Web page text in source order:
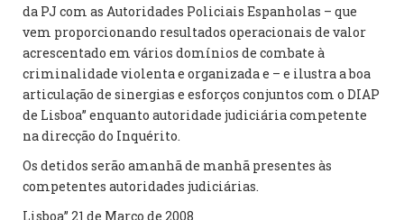
da PJ com as Autoridades Policiais Espanholas – que
vem proporcionando resultados operacionais de valor
acrescentado em vários domínios de combate à
criminalidade violenta e organizada e – e ilustra a boa
articulação de sinergias e esforços conjuntos com o DIAP
de Lisboa” enquanto autoridade judiciária competente
na direcção do Inquérito.
Os detidos serão amanhã de manhã presentes às
competentes autoridades judiciárias.
Lisboa” 21 de Março de 2008